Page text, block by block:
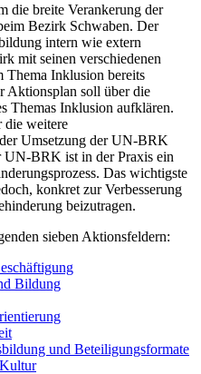
die breite Verankerung der
Bezirk Schwaben. Der
intern wie extern
mit seinen verschiedenen
Thema Inklusion bereits
Aktionsplan soll über die
Themas Inklusion aufklären.
die weitere
Umsetzung der UN-BRK
UN-BRK ist in der Praxis ein
Das wichtigste
konkret zur Verbesserung
beizutragen.
sieben Aktionsfeldern:
Bildung
und ­Beteiligungsformate